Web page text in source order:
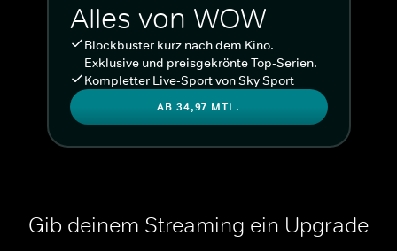
Alles von WOW
Blockbuster kurz nach dem Kino.
Exklusive und preisgekrönte Top-Serien.
Kompletter Live-Sport von Sky Sport
AB 34,97 MTL.
Gib deinem Streaming ein Upgrade